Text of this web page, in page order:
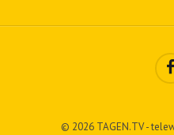
© 2026 TAGEN.TV -